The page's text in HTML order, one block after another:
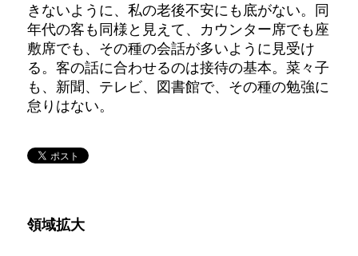
きないように、私の老後不安にも底がない。同
年代の客も同様と見えて、カウンター席でも座
敷席でも、その種の会話が多いように見受け
る。客の話に合わせるのは接待の基本。菜々子
も、新聞、テレビ、図書館で、その種の勉強に
怠りはない。
領域拡大